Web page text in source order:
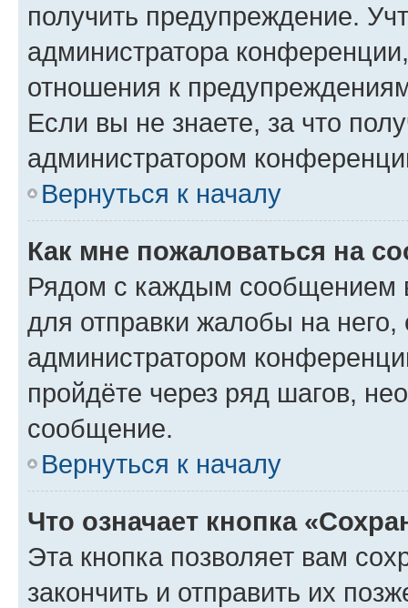
получить предупреждение.
администратора
отношения к
Если вы не знаете, за что
администратором
Вернуться к началу
Как мне пожаловаться на
Рядом с каждым сообщением
для отправки жалобы на
администратором
пройдёте через ряд шагов,
сообщение.
Вернуться к началу
Что означает кнопка
Эта кнопка позволяет вам
закончить и отправить их